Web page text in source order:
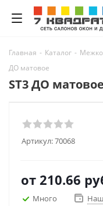
Главная - Каталог -
ДО матовое
ST3 ДО матовое
Артикул:70068
от 210.66
Много